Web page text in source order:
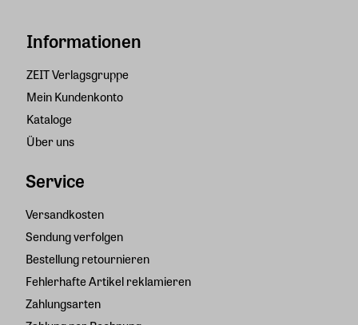
Informationen
ZEIT Verlagsgruppe
Mein Kundenkonto
Kataloge
Über uns
Service
Versandkosten
Sendung verfolgen
Bestellung retournieren
Fehlerhafte Artikel reklamieren
Zahlungsarten